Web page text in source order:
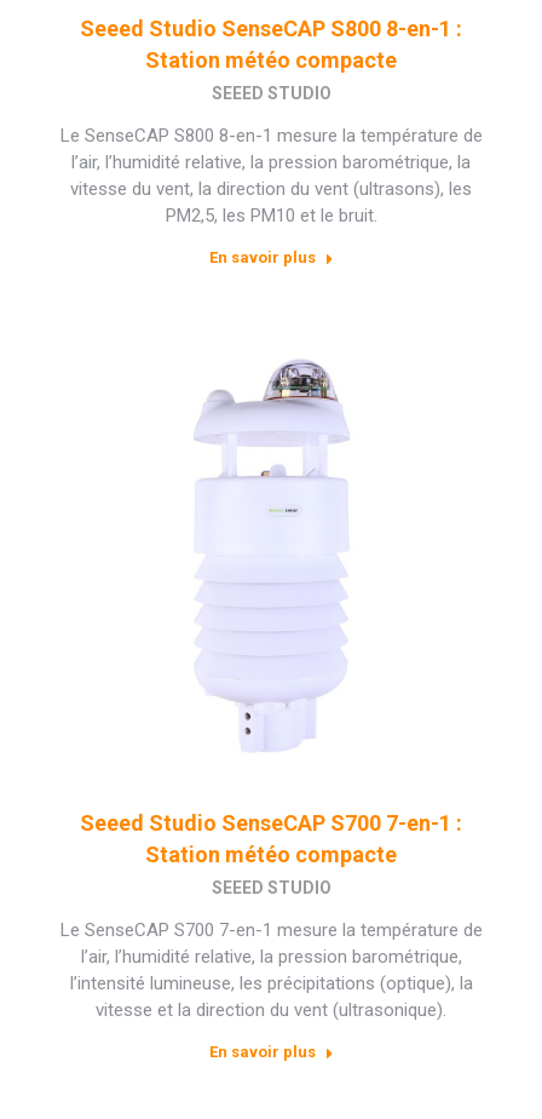
Seeed Studio SenseCAP S800 8-en-1 :
Station météo compacte
SEEED STUDIO
Le SenseCAP S800 8-en-1 mesure la température de
l’air, l’humidité relative, la pression barométrique, la
vitesse du vent, la direction du vent (ultrasons), les
PM2,5, les PM10 et le bruit.
En savoir plus
Seeed Studio SenseCAP S700 7-en-1 :
Station météo compacte
SEEED STUDIO
Le SenseCAP S700 7-en-1 mesure la température de
l’air, l’humidité relative, la pression barométrique,
l’intensité lumineuse, les précipitations (optique), la
vitesse et la direction du vent (ultrasonique).
En savoir plus